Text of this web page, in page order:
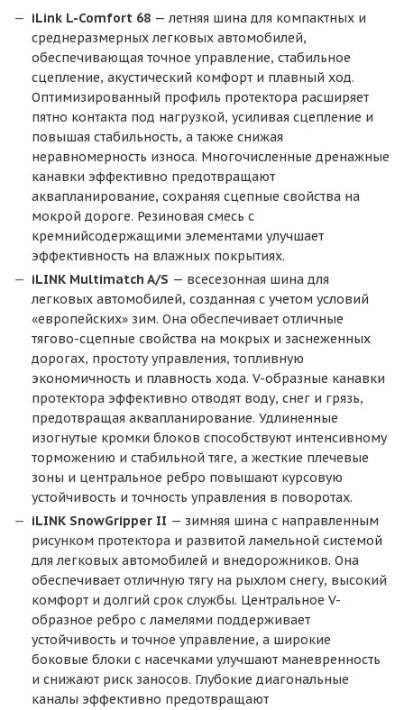
iLink L-Comfort 68 — летняя шина для компактных и
среднеразмерных легковых автомобилей,
обеспечивающая точное управление, стабильное
сцепление, акустический комфорт и плавный ход.
Оптимизированный профиль протектора расширяет
пятно контакта под нагрузкой, усиливая сцепление и
повышая стабильность, а также снижая
неравномерность износа. Многочисленные дренажные
канавки эффективно предотвращают
аквапланирование, сохраняя сцепные свойства на
мокрой дороге. Резиновая смесь с
кремнийсодержащими элементами улучшает
эффективность на влажных покрытиях.
iLINK Multimatch A/S — всесезонная шина для
легковых автомобилей, созданная с учетом условий
«европейских» зим. Она обеспечивает отличные
тягово-сцепные свойства на мокрых и заснеженных
дорогах, простоту управления, топливную
экономичность и плавность хода. V-образные канавки
протектора эффективно отводят воду, снег и грязь,
предотвращая аквапланирование. Удлиненные
изогнутые кромки блоков способствуют интенсивному
торможению и стабильной тяге, а жесткие плечевые
зоны и центральное ребро повышают курсовую
устойчивость и точность управления в поворотах.
iLINK SnowGripper II — зимняя шина с направленным
рисунком протектора и развитой ламельной системой
для легковых автомобилей и внедорожников. Она
обеспечивает отличную тягу на рыхлом снегу, высокий
комфорт и долгий срок службы. Центральное V-
образное ребро с ламелями поддерживает
устойчивость и точное управление, а широкие
боковые блоки с насечками улучшают маневренность
и снижают риск заносов. Глубокие диагональные
каналы эффективно предотвращают